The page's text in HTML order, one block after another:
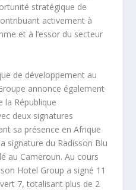
stratégique de
activement à
et à l’essor du secteur
de développement au
annonce également
la République
deux signatures
sa présence en Afrique
signature du Radisson Blu
au Cameroun. Au cours
Hotel Group a signé 11
7, totalisant plus de 2